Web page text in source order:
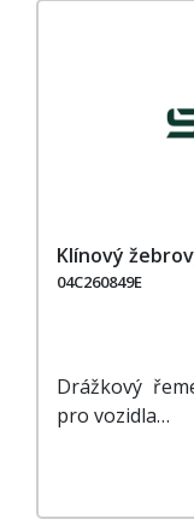
Klínový
04C260849E
Drážkový
pro vozidla…